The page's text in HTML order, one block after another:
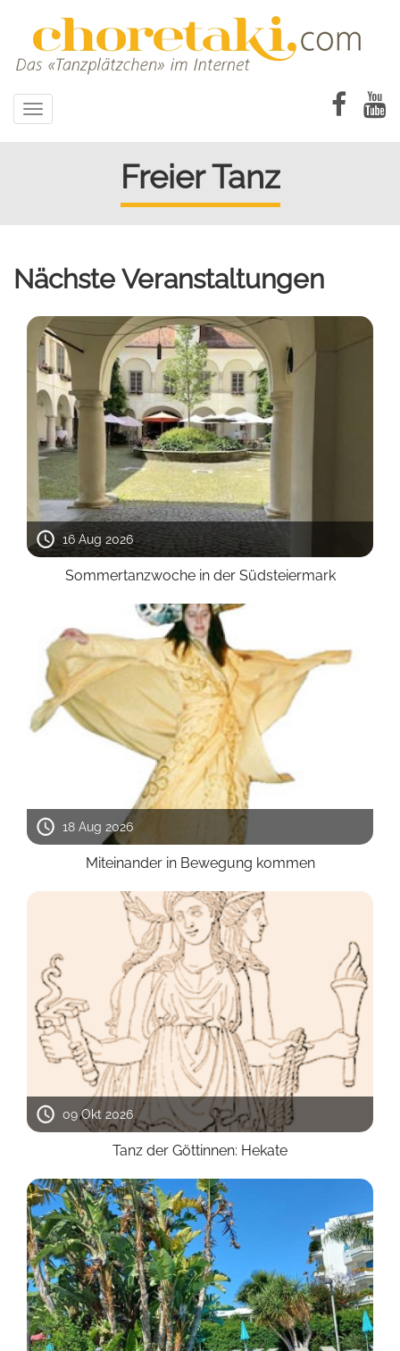
Toggle
navigation
Freier Tanz
Nächste Veranstaltungen
16 Aug 2026
Sommertanzwoche in der Südsteiermark
18 Aug 2026
Miteinander in Bewegung kommen
09 Okt 2026
Tanz der Göttinnen: Hekate